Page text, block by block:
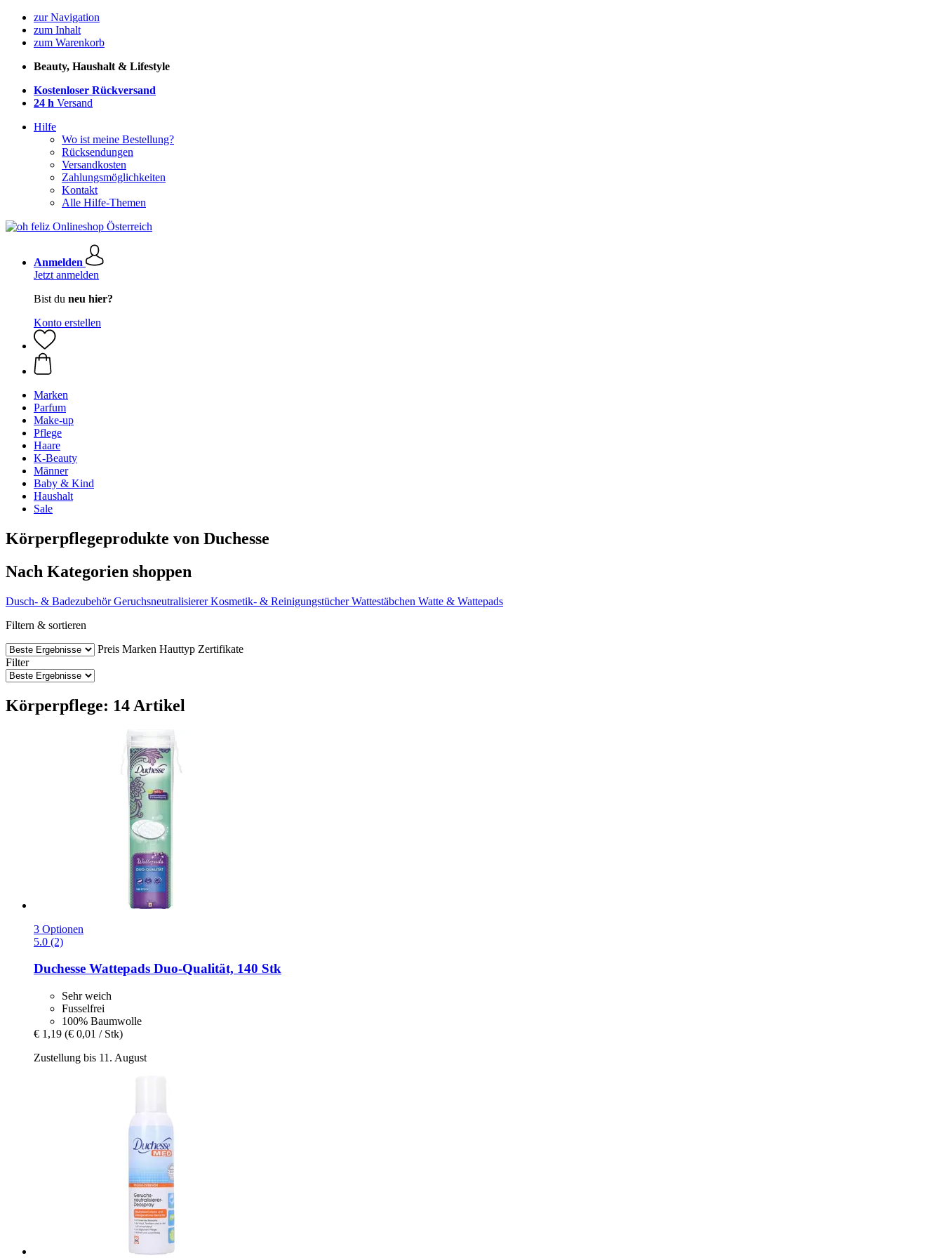
zur Navigation
zum Inhalt
zum Warenkorb
Beauty, Haushalt & Lifestyle
Kostenloser Rückversand
24 h Versand
Hilfe
Wo ist meine Bestellung?
Rücksendungen
Versandkosten
Zahlungsmöglichkeiten
Kontakt
Alle Hilfe-Themen
Anmelden
Jetzt anmelden
Bist du neu hier?
Konto erstellen
Marken
Parfum
Make-up
Pflege
Haare
K-Beauty
Männer
Baby & Kind
Haushalt
Sale
Körperpflegeprodukte von Duchesse
Nach Kategorien shoppen
Dusch- & Badezubehör Geruchsneutralisierer Kosmetik- & Reinigungstücher Wattestäbchen Watte & Wattepads
Filtern & sortieren
Preis Marken Hauttyp Zertifikate
Filter
Körperpflege: 14 Artikel
3 Optionen
5.0 (2)
Duchesse Wattepads Duo-​Qualität, 140 Stk
Sehr weich
Fusselfrei
100% Baumwolle
€ 1,19 (€ 0,01 / Stk)
Zustellung bis 11. August